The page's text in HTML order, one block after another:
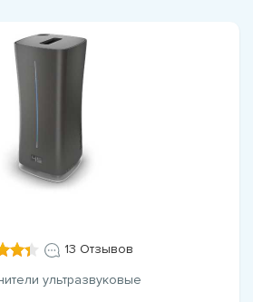
13 Отзывов
ультразвуковые